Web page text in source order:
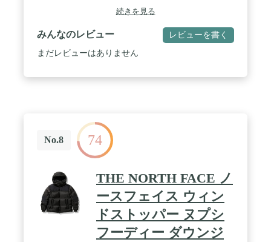
口:15cm ・XS / 着丈:77cm 身幅:52cm 肩幅:44cm 袖
丈:64cm 袖口:15cm ・S / 着丈:81cm 身幅:53cm 肩
幅:45cm 袖丈:66cm 袖口:15cm ・M / 着丈:84cm 身
幅:56cm 肩幅:46cm 袖丈:68cm 袖口:15cm ・L / 着
丈:86cm 身幅:58cm 肩幅:47cm 袖丈:70cm 袖口:15cm
ップやフシがありますが、天然繊維ならではの特徴
になります。
続きを見る
みんなのレビュー レビューを書く
まだレビューはありません
No.8 74
THE NORTH FACE ノ
ースフェイス ウィン
ドストッパー ヌプシ
フーディー ダウンジ